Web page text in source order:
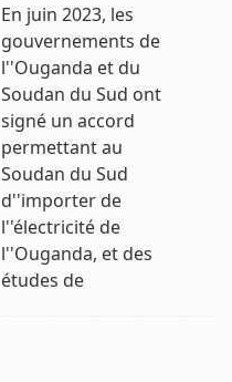
En juin 2023, les
gouvernements de
l''Ouganda et du
Soudan du Sud ont
signé un accord
permettant au
Soudan du Sud
d''importer de
l''électricité de
l''Ouganda, et des
études de